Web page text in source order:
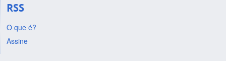
RSS
O que é?
Assine